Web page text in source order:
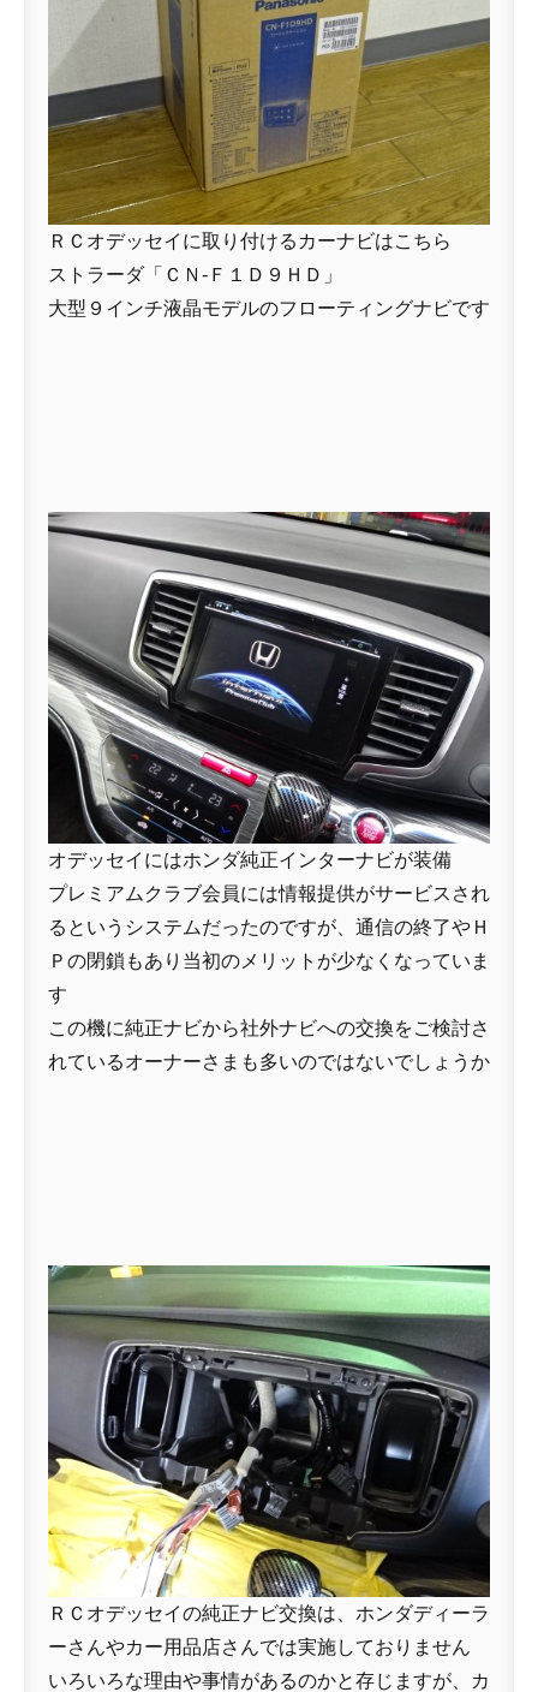
ＲＣオデッセイに取り付けるカーナビはこちら
ストラーダ「ＣＮ-Ｆ１Ｄ９ＨＤ」
大型９インチ液晶モデルのフローティングナビです
オデッセイにはホンダ純正インターナビが装備
プレミアムクラブ会員には情報提供がサービスされ
るというシステムだったのですが、通信の終了やＨ
Ｐの閉鎖もあり当初のメリットが少なくなっていま
す
この機に純正ナビから社外ナビへの交換をご検討さ
れているオーナーさまも多いのではないでしょうか
ＲＣオデッセイの純正ナビ交換は、ホンダディーラ
ーさんやカー用品店さんでは実施しておりません
いろいろな理由や事情があるのかと存じますが、カ